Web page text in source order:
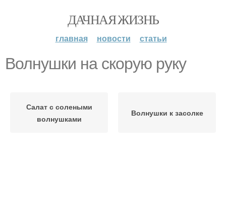
ДАЧНАЯ ЖИЗНЬ
главная новости статьи
Волнушки на скорую руку
Салат с солеными
волнушками
Волнушки к засолке